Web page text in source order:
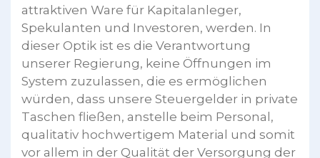
attraktiven Ware für Kapitalanleger,
Spekulanten und Investoren, werden. In
dieser Optik ist es die Verantwortung
unserer Regierung, keine Öffnungen im
System zuzulassen, die es ermöglichen
würden, dass unsere Steuergelder in private
Taschen fließen, anstelle beim Personal,
qualitativ hochwertigem Material und somit
vor allem in der Qualität der Versorgung der